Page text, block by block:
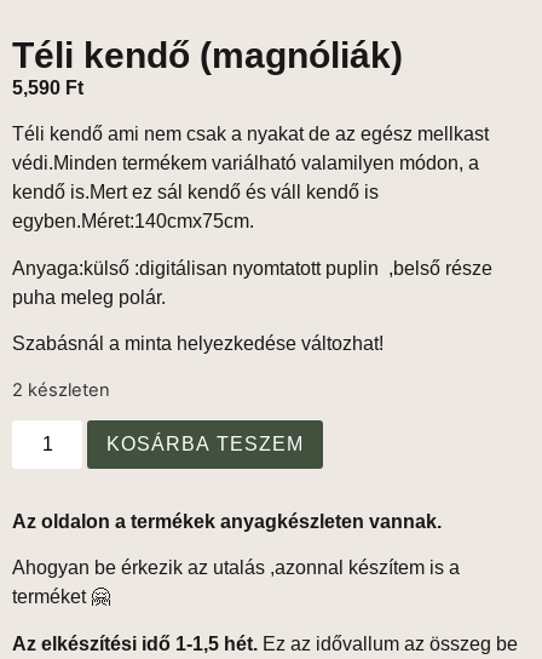
Téli kendő (magnóliák)
5,590 Ft
Téli kendő ami nem csak a nyakat de az egész mellkast
védi.Minden termékem variálható valamilyen módon, a
kendő is.Mert ez sál kendő és váll kendő is
egyben.Méret:140cmx75cm.
Anyaga:külső :digitálisan nyomtatott puplin ,belső része
puha meleg polár.
Szabásnál a minta helyezkedése változhat!
2 készleten
KOSÁRBA TESZEM
Az oldalon a termékek anyagkészleten vannak.
Ahogyan be érkezik az utalás ,azonnal készítem is a
terméket 🤗
Az elkészítési idő 1-1,5 hét. Ez az idővallum az összeg be